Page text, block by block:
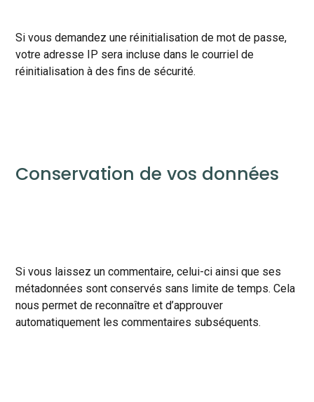
Si vous demandez une réinitialisation de mot de passe,
votre adresse IP sera incluse dans le courriel de
réinitialisation à des fins de sécurité.
Conservation de vos données
Si vous laissez un commentaire, celui-ci ainsi que ses
métadonnées sont conservés sans limite de temps. Cela
nous permet de reconnaître et d’approuver
automatiquement les commentaires subséquents.